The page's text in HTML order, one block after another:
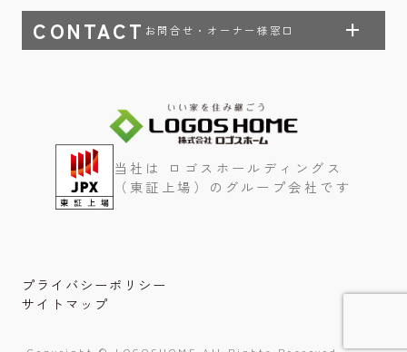
CONTACT お問合せ・オーナー様窓口
当社は ロゴスホールディングス
（東証上場）のグループ会社です
プライバシーポリシー
サイトマップ